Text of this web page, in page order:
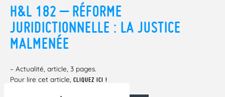
H&L 182 – RÉFORME
JURIDICTIONNELLE : LA JUSTICE
MALMENÉE
– Actualité, article, 3 pages.
Pour lire cet article, CLIQUEZ ICI !